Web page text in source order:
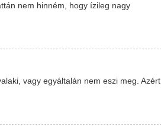
nem hinném, hogy ízileg nagy
vagy egyáltalán nem eszi meg. Azért